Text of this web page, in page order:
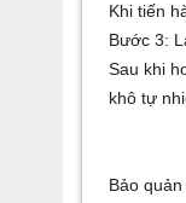
Khi tiến
Bước 3:
Sau khi
khô tự
Bảo